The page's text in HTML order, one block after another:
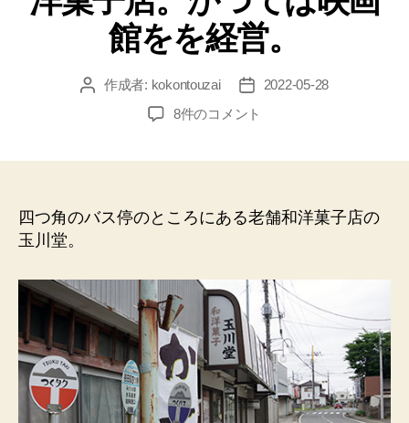
館をを経営。
投 作成者: kokontouzai
投
稿
日
2022-05-28
谷
堂）
洋
菓
子
店。
か
つ
て
8件のコメント
四つ角のバス停のところにある老舗和洋菓子店の
玉川堂。